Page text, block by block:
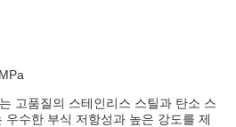
고품질의 스테인리스 스틸과 탄소 스
우수한 부식 저항성과 높은 강도를 제